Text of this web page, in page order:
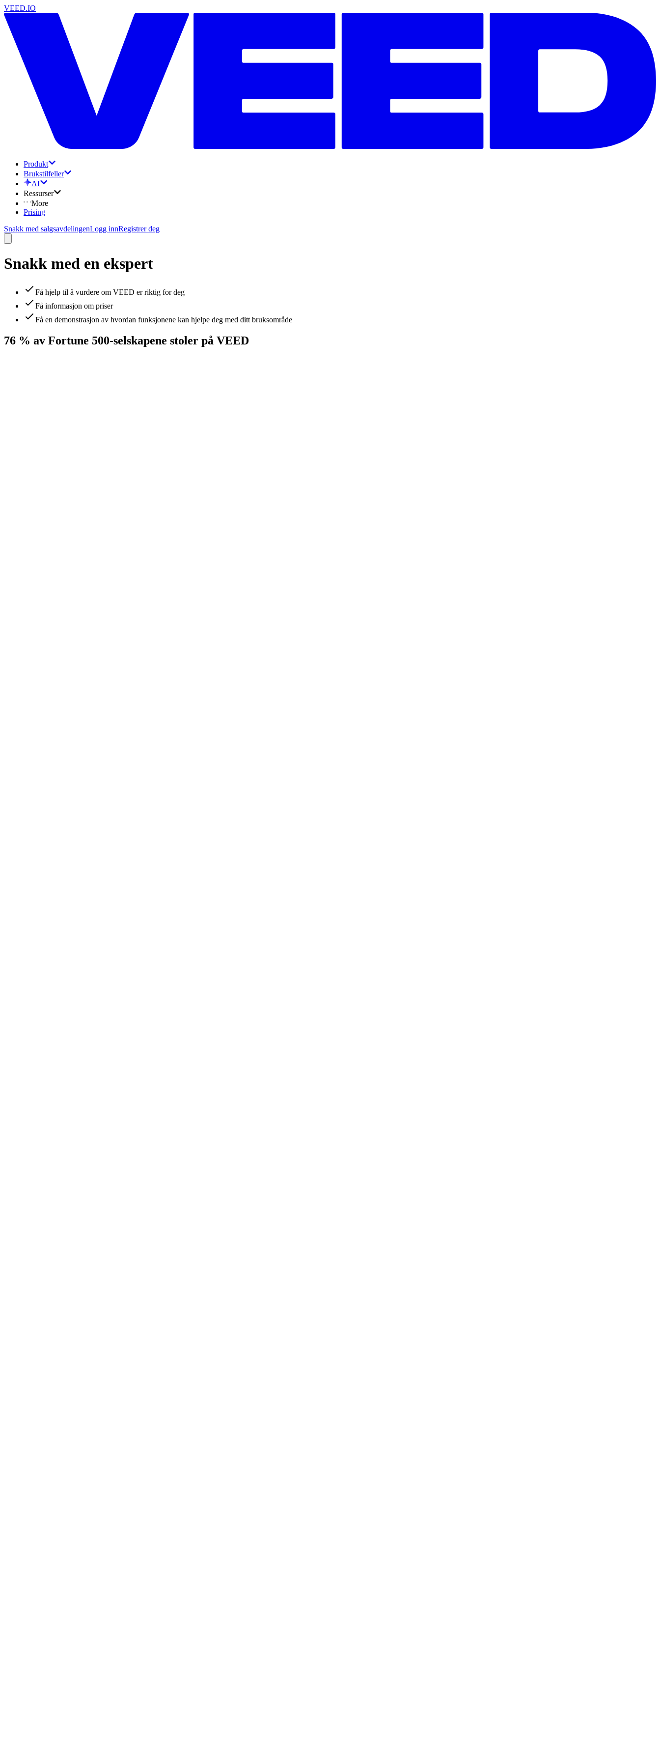
VEED.IO
Produkt
Brukstilfeller
AI
Ressurser
More
Prising
Snakk med salgsavdelingenLogg innRegistrer deg
Snakk med en ekspert
Få hjelp til å vurdere om VEED er riktig for deg
Få informasjon om priser
Få en demonstrasjon av hvordan funksjonene kan hjelpe deg med ditt bruksområde
76 % av Fortune 500-selskapene stoler på VEED